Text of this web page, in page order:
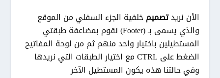
الأن نريدتصميمخلفية الجزء السفلي من الموقع
والذي يسمى بـ (Footer) نقوم بمضاعفة طبقتي
المستطيلين باختيار واحد منهم ثم من لوحة المفاتيح
الضغط على CTRL مع اختيار الطبقات التي نريدها
وفي حالتنا هذه يكون المستطيل الآخر